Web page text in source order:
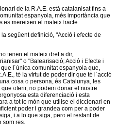
de la R.A.E. està catalanisat fins a
espanyola, més importància que
es mereixen el mateix tracte.
següent definició, "Acció i efecte de
tenen el mateix dret a dir,
o "Balearisació; Acció i Efecte i
l´única comunitat espanyola que,
té la virtut de poder dir que té l´acció
cosa o persona, és Catalunya, les
oferir, no podem donar el nostre
esta diferenciació i esta
a tot lo món que utilise el diccionari en
poder i grandea com per a poder
i a lo que siga, pero el restant de
som res.